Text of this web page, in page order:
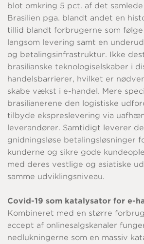
blot omkring 5 pct. af det
Brasilien pga. blandt andet en
tillid blandt forbrugerne som
langsom levering samt en
og betalingsinfrastruktur. Ikke
brasilianske teknologiselskaber i
handelsbarrierer, hvilket er
skabe vækst i e-handel. Mere
brasilianerene den logistiske
tilbyde ekspreslevering via
leverandører. Samtidigt leverer
gnidningsløse betalingsløsninger
kunderne og sikre gode
med deres vestlige og asiatiske
samme udviklingsniveau.
Covid-19 som katalysator for e-
Kombineret med en større
accept af onlinesalgskanaler
nedlukningerne som en massiv